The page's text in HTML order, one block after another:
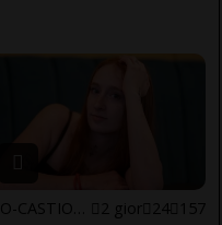
2 gior 24 157